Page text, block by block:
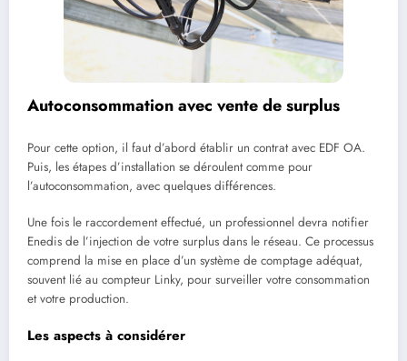
Autoconsommation avec vente de surplus
Pour cette option, il faut d’abord établir un contrat avec EDF OA.
Puis, les étapes d’installation se déroulent comme pour
l’autoconsommation, avec quelques différences.
Une fois le raccordement effectué, un professionnel devra notifier
Enedis de l’injection de votre surplus dans le réseau. Ce processus
comprend la mise en place d’un système de comptage adéquat,
souvent lié au compteur Linky, pour surveiller votre consommation
et votre production.
Les aspects à considérer